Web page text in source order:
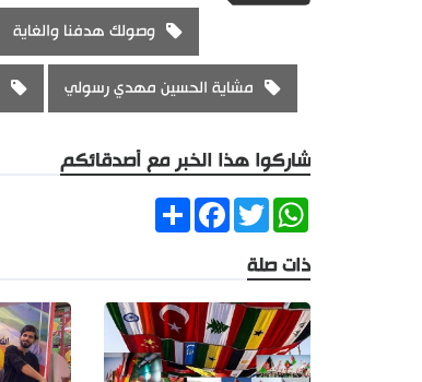
وصولك هدفنا والغاية
مشاية الحسين مهدي رسولي
شاركوا هذا الخبر مع أصدقائكم
ShareFacebookTwitter
WhatsApp
ذات صلة